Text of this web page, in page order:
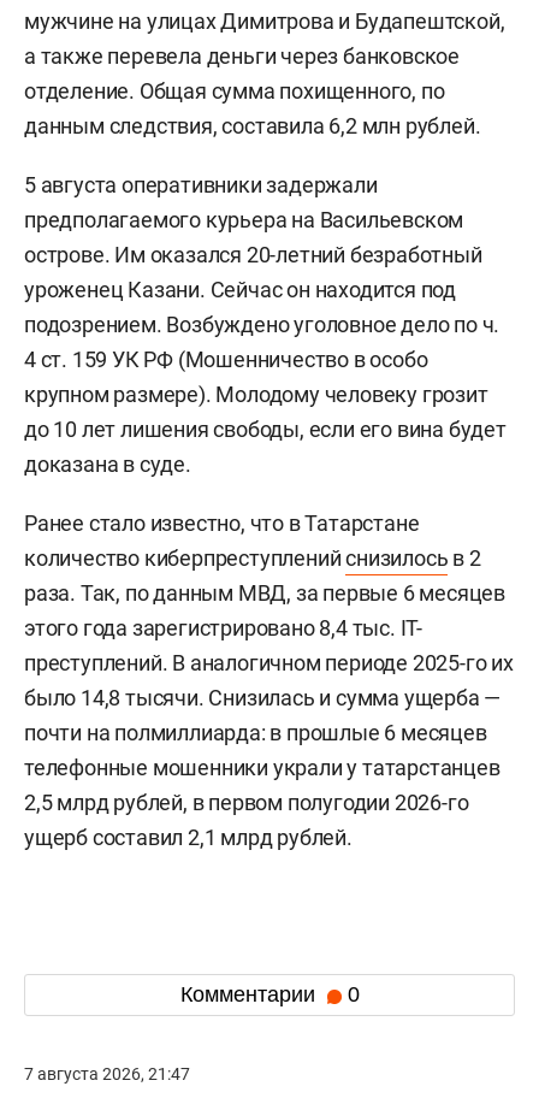
мужчине на улицах Димитрова и Будапештской,
а также перевела деньги через банковское
отделение. Общая сумма похищенного, по
данным следствия, составила 6,2 млн рублей.
5 августа оперативники задержали
предполагаемого курьера на Васильевском
острове. Им оказался 20-летний безработный
уроженец Казани. Сейчас он находится под
подозрением. Возбуждено уголовное дело по ч.
4 ст. 159 УК РФ (Мошенничество в особо
крупном размере). Молодому человеку грозит
до 10 лет лишения свободы, если его вина будет
доказана в суде.
Ранее стало известно, что в Татарстане
количество киберпреступленийснизилось в 2
раза. Так, по данным МВД, за первые 6 месяцев
этого года зарегистрировано 8,4 тыс. IT-
преступлений. В аналогичном периоде 2025-го их
было 14,8 тысячи. Снизилась и сумма ущерба —
почти на полмиллиарда: в прошлые 6 месяцев
телефонные мошенники украли у татарстанцев
2,5 млрд рублей, в первом полугодии 2026-го
ущерб составил 2,1 млрд рублей.
Комментарии 0
7 августа 2026, 21:47